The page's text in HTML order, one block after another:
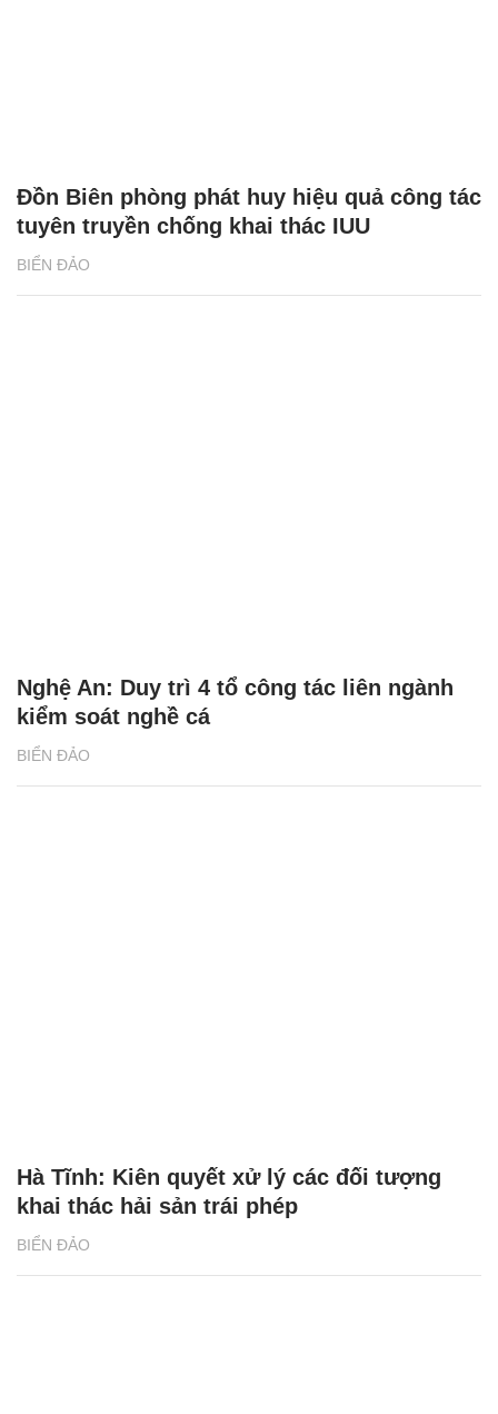
BIỂN ĐẢO
Đồn Biên phòng phát huy hiệu quả công tác
tuyên truyền chống khai thác IUU
BIỂN ĐẢO
Nghệ An: Duy trì 4 tổ công tác liên ngành
kiểm soát nghề cá
BIỂN ĐẢO
Hà Tĩnh: Kiên quyết xử lý các đối tượng
khai thác hải sản trái phép